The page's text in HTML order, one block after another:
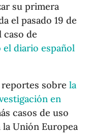
su primera
el pasado 19 de
caso de
diario español
reportes sobrela
en
casos de uso
la Unión Europea